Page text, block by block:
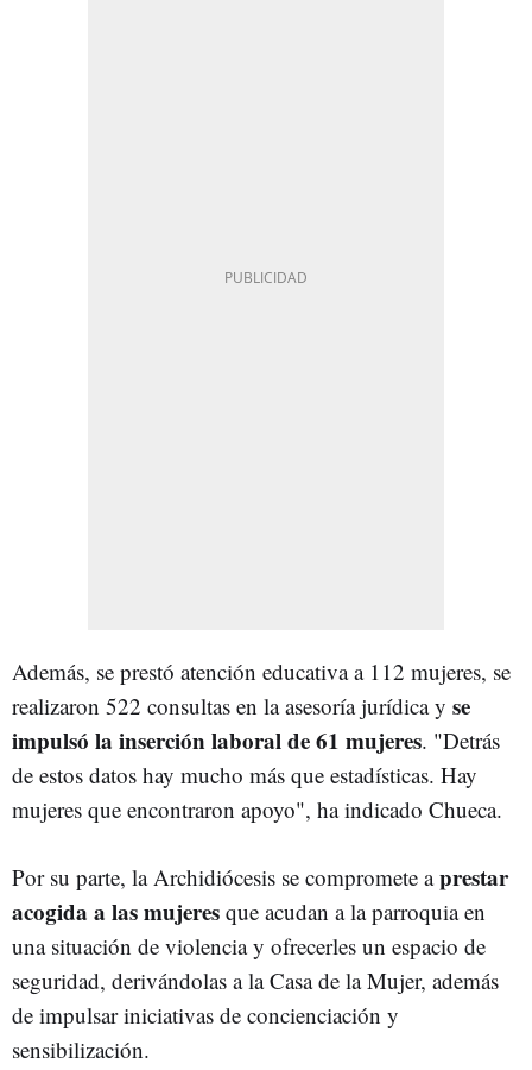
Además, se prestó atención educativa a 112 mujeres, se
realizaron 522 consultas en la asesoría jurídica y se
impulsó la inserción laboral de 61 mujeres. "Detrás
de estos datos hay mucho más que estadísticas. Hay
mujeres que encontraron apoyo", ha indicado Chueca.
Por su parte, la Archidiócesis se compromete aprestar
acogida a las mujeres que acudan a la parroquia en
una situación de violencia y ofrecerles un espacio de
seguridad, derivándolas a la Casa de la Mujer, además
de impulsar iniciativas de concienciación y
sensibilización.